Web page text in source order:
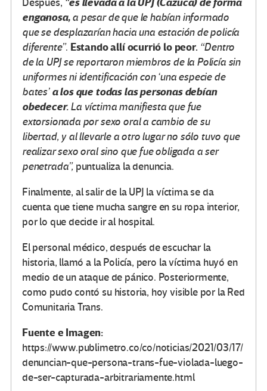
Después, “es llevada a la UPJ (Cazuca) de forma
engañosa,a pesar de que le habían informado
que se desplazarían hacia una estación de policía
diferente”. Estando allí ocurrió lo peor. “Dentro
de la UPJ se reportaron miembros de la Policía sin
uniformes ni identificación con ‘una especie de
bates’a los que todas las personas debían
obedecer.La víctima manifiesta que fue
extorsionada por sexo oral a cambio de su
libertad, y al llevarle a otro lugar no sólo tuvo que
realizar sexo oral sino que fue obligada a ser
penetrada”, puntualiza la denuncia.
Finalmente, al salir de la UPJ la víctima se da
cuenta que tiene mucha sangre en su ropa interior,
por lo que decide ir al hospital.
El personal médico, después de escuchar la
historia, llamó a la Policía, pero la víctima huyó en
medio de un ataque de pánico. Posteriormente,
como pudo contó su historia, hoy visible por la Red
Comunitaria Trans.
Fuente e Imagen:
https://www.publimetro.co/co/noticias/2021/03/17/
denuncian-que-persona-trans-fue-violada-luego-
de-ser-capturada-arbitrariamente.html